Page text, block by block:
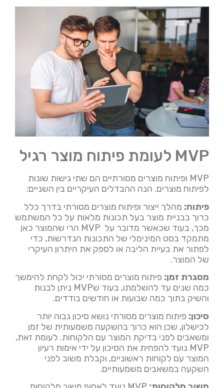
MVP לעומת פיתוח מוצר רגיל
MVP ופיתוח מוצרים מסורתיים הם שתי גישות שונות
לפיתוח מוצרים. הנה ההבדלים העיקריים בין השניים:
פיתוח: מהלך ייצור ופיתוח מוצרים מסורתי בדרך כלל
כרוך בבניית מוצר בעל תכונות מלאות על כל המשתמש
מכך, בעוד שכאשר מדובר על MVP הרי שהמוצר כאן
מתמקד בסט המינימלי של התכונות הנדרשות, כדי
לפתור את בעיית הליבה או לספק את היתרון העיקרי
של המוצר.
מסגרת זמן: פיתוח מוצרים מסורתי יכול לקחת להימשך
כמה שנים עד להשלמתו, בעוד שMVP ניתן לבנות
והשיק בתוך כמה שבועות או חודשים בודדים.
סיכון: פיתוח מוצרים מסורתי נושא סיכון גבוה יותר
לכישלון, שכן הוא כרוך בהשקעה משמעותית של זמן
ומשאבים לפני בדיקת המוצר עם הלקוחות. לעומת זאת,
MVP נועד להפחית את הסיכון על ידי אימות רעיון
המוצר עם לקוחות ראשוניים, וקבלת משוב לפני
השקעה במשאבים משמעותיים.